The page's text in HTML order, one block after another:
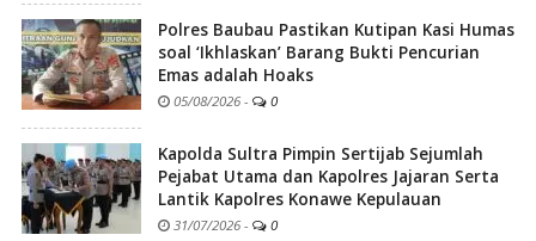
Polres Baubau Pastikan Kutipan Kasi Humas
soal ‘Ikhlaskan’ Barang Bukti Pencurian
Emas adalah Hoaks
05/08/2026 - 0
Kapolda Sultra Pimpin Sertijab Sejumlah
Pejabat Utama dan Kapolres Jajaran Serta
Lantik Kapolres Konawe Kepulauan
31/07/2026 - 0